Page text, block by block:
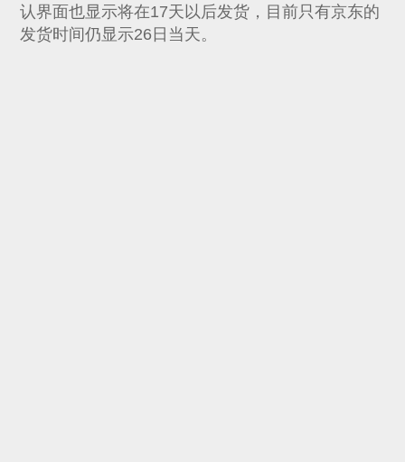
认界面也显示将在17天以后发货，目前只有京东的
发货时间仍显示26日当天。